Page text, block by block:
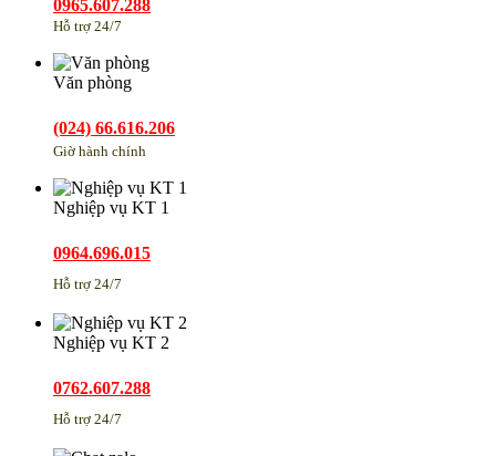
0965.607.288
Hỗ trợ 24/7
Văn phòng
(024) 66.616.206
Giờ hành chính
Nghiệp vụ KT 1
0964.696.015
Hỗ trợ 24/7
Nghiệp vụ KT 2
0762.607.288
Hỗ trợ 24/7